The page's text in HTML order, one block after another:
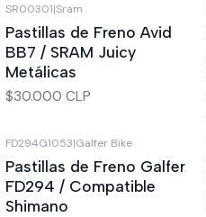
SR00301|Sram
Pastillas de Freno Avid
BB7 / SRAM Juicy
Metálicas
$30.000 CLP
FD294G1053|Galfer Bike
Pastillas de Freno Galfer
FD294 / Compatible
Shimano